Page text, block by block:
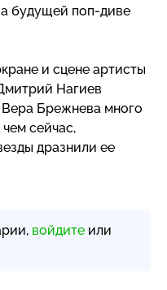
будущей поп-диве
и сцене артисты
Нагиев
Брежнева много
сейчас,
дразнили ее
войдите или